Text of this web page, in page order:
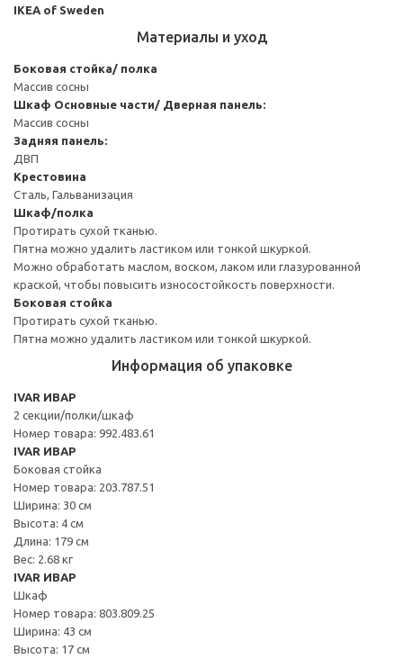
IKEA of Sweden
Материалы и уход
Боковая стойка/ полка
Массив сосны
Шкаф Основные части/ Дверная панель:
Массив сосны
Задняя панель:
ДВП
Крестовина
Сталь, Гальванизация
Шкаф/полка
Протирать сухой тканью.
Пятна можно удалить ластиком или тонкой шкуркой.
Можно обработать маслом, воском, лаком или глазурованной
краской, чтобы повысить износостойкость поверхности.
Боковая стойка
Протирать сухой тканью.
Пятна можно удалить ластиком или тонкой шкуркой.
Информация об упаковке
IVAR ИВАР
2 секции/полки/шкаф
Номер товара: 992.483.61
IVAR ИВАР
Боковая стойка
Номер товара: 203.787.51
Ширина: 30 см
Высота: 4 см
Длина: 179 см
Вес: 2.68 кг
IVAR ИВАР
Шкаф
Номер товара: 803.809.25
Ширина: 43 см
Высота: 17 см